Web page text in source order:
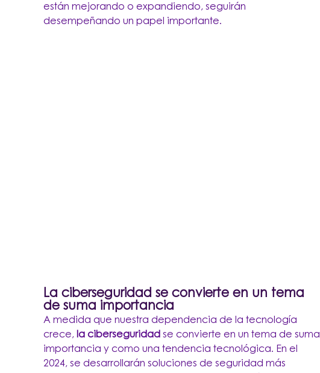
están mejorando o expandiendo, seguirán
desempeñando un papel importante.
La ciberseguridad se convierte en un tema
de suma importancia
A medida que nuestra dependencia de la tecnología
crece, la ciberseguridad se convierte en un tema de suma
importancia y como una tendencia tecnológica. En el
2024, se desarrollarán soluciones de seguridad más